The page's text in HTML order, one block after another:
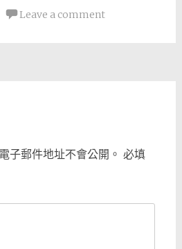
Leave a comment
子郵件地址不會公開。 必填